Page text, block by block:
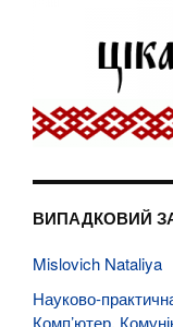
ВИПАДКОВИЙ
Mislovich Nataliya
Науково-
Комп’ютер.